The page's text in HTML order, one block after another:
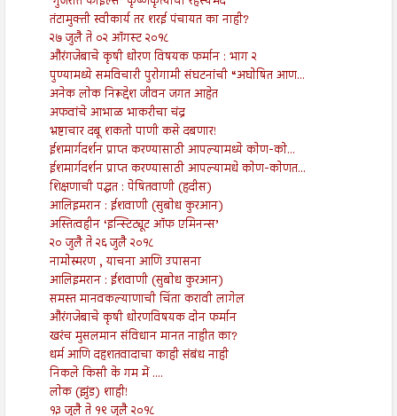
तंटामुक्ती स्वीकार्य तर शरई पंचायत का नाही?
२७ जुलै ते ०२ ऑगस्ट २०१८
औरंगजेबाचे कृषी धोरण विषयक फर्मान : भाग २
पुण्यामध्ये समविचारी पुरोगामी संघटनांची “अघोषित आण...
अनेक लोक निरूद्देश जीवन जगत आहेत
अफवांचे आभाळ भाकरीचा चंद्र
भ्रष्टाचार दबू शकतो पाणी कसे दबणार!
ईशमार्गदर्शन प्राप्त करण्यासाठी आपल्यामध्ये कोण-को...
ईशमार्गदर्शन प्राप्त करण्यासाठी आपल्यामधे कोण-कोणत...
शिक्षणाची पद्धत : पेषितवाणी (हदीस)
आलिइमरान : ईशवाणी (सुबोध कुरआन)
अस्तित्वहीन ‘इन्स्टिट्यूट ऑफ एमिनन्स’
२० जुलै ते २६ जुलै २०१८
नामोस्मरण , याचना आणि उपासना
आलिइमरान : ईशवाणी (सुबोध कुरआन)
समस्त मानवकल्याणाची चिंता करावी लागेल
औरंगजेबाचे कृषी धोरणविषयक दोन फर्मान
खरंच मुसलमान संविधान मानत नाहीत का?
धर्म आणि दहशतवादाचा काही संबंध नाही
निकले किसी के गम में ....
लोक (झुंड) शाही!
१३ जुलै ते १९ जुलै २०१८